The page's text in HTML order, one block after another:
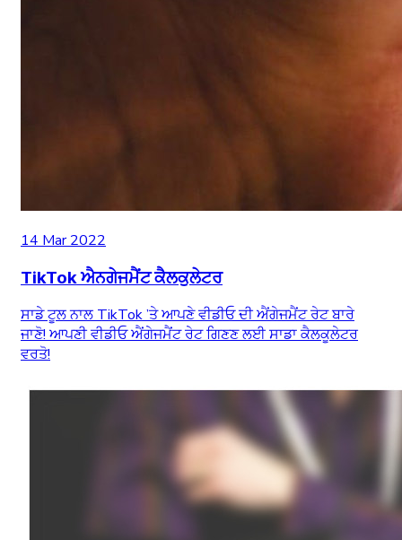
14 Mar 2022
TikTok ਐਨਗੇਜਮੈਂਟ ਕੈਲਕੁਲੇਟਰ
ਸਾਡੇ ਟੂਲ ਨਾਲ TikTok ’ਤੇ ਆਪਣੇ ਵੀਡੀਓ ਦੀ ਐਂਗੇਜਮੈਂਟ ਰੇਟ ਬਾਰੇ
ਜਾਣੋ! ਆਪਣੀ ਵੀਡੀਓ ਐਂਗੇਜਮੈਂਟ ਰੇਟ ਗਿਣਣ ਲਈ ਸਾਡਾ ਕੈਲਕੂਲੇਟਰ
ਵਰਤੋ!